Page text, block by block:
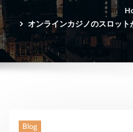
オンラインカジノのスロッ
Blog